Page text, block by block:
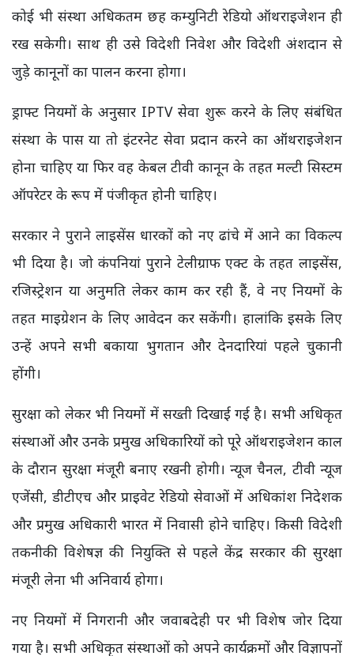
कोई भी संस्था अधिकतम छह कम्युनिटी रेडियो ऑथराइजेशन ही
रख सकेगी। साथ ही उसे विदेशी निवेश और विदेशी अंशदान से
जुड़े कानूनों का पालन करना होगा।
ड्राफ्ट नियमों के अनुसार IPTV सेवा शुरू करने के लिए संबंधित
संस्था के पास या तो इंटरनेट सेवा प्रदान करने का ऑथराइजेशन
होना चाहिए या फिर वह केबल टीवी कानून के तहत मल्टी सिस्टम
ऑपरेटर के रूप में पंजीकृत होनी चाहिए।
सरकार ने पुराने लाइसेंस धारकों को नए ढांचे में आने का विकल्प
भी दिया है। जो कंपनियां पुराने टेलीग्राफ एक्ट के तहत लाइसेंस,
रजिस्ट्रेशन या अनुमति लेकर काम कर रही हैं, वे नए नियमों के
तहत माइग्रेशन के लिए आवेदन कर सकेंगी। हालांकि इसके लिए
उन्हें अपने सभी बकाया भुगतान और देनदारियां पहले चुकानी
होंगी।
सुरक्षा को लेकर भी नियमों में सख्ती दिखाई गई है। सभी अधिकृत
संस्थाओं और उनके प्रमुख अधिकारियों को पूरे ऑथराइजेशन काल
के दौरान सुरक्षा मंजूरी बनाए रखनी होगी। न्यूज चैनल, टीवी न्यूज
एजेंसी, डीटीएच और प्राइवेट रेडियो सेवाओं में अधिकांश निदेशक
और प्रमुख अधिकारी भारत में निवासी होने चाहिए। किसी विदेशी
तकनीकी विशेषज्ञ की नियुक्ति से पहले केंद्र सरकार की सुरक्षा
मंजूरी लेना भी अनिवार्य होगा।
नए नियमों में निगरानी और जवाबदेही पर भी विशेष जोर दिया
गया है। सभी अधिकृत संस्थाओं को अपने कार्यक्रमों और विज्ञापनों